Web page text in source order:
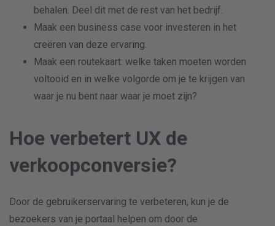
behalen. Deel dit met de rest van het bedrijf.
Maak een business case voor investeren in het
creëren van deze ervaring.
Maak een routekaart: welke taken moeten worden
voltooid en in welke volgorde om je te krijgen van
waar je nu bent naar waar je moet zijn?
Hoe verbetert UX de
verkoopconversie?
Door de gebruikerservaring te verbeteren, kun je de
bezoekers van je portaal helpen om door de